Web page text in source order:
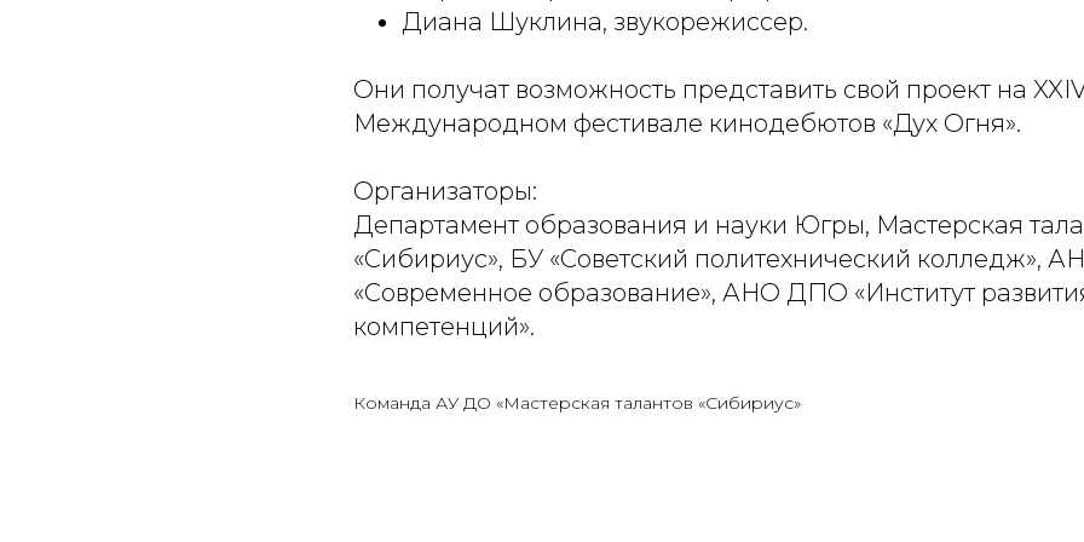
Диана Шуклина, звукорежиссер.
Они получат возможность представить свой проект на
Международном фестивале кинодебютов «Дух Огня».
Организаторы:
Департамент образования и науки Югры, Мастерская
«Сибириус», БУ «Советский политехнический колледж»,
«Современное образование», АНО ДПО «Институт
компетенций».
Команда АУ ДО «Мастерская талантов «Сибириус»